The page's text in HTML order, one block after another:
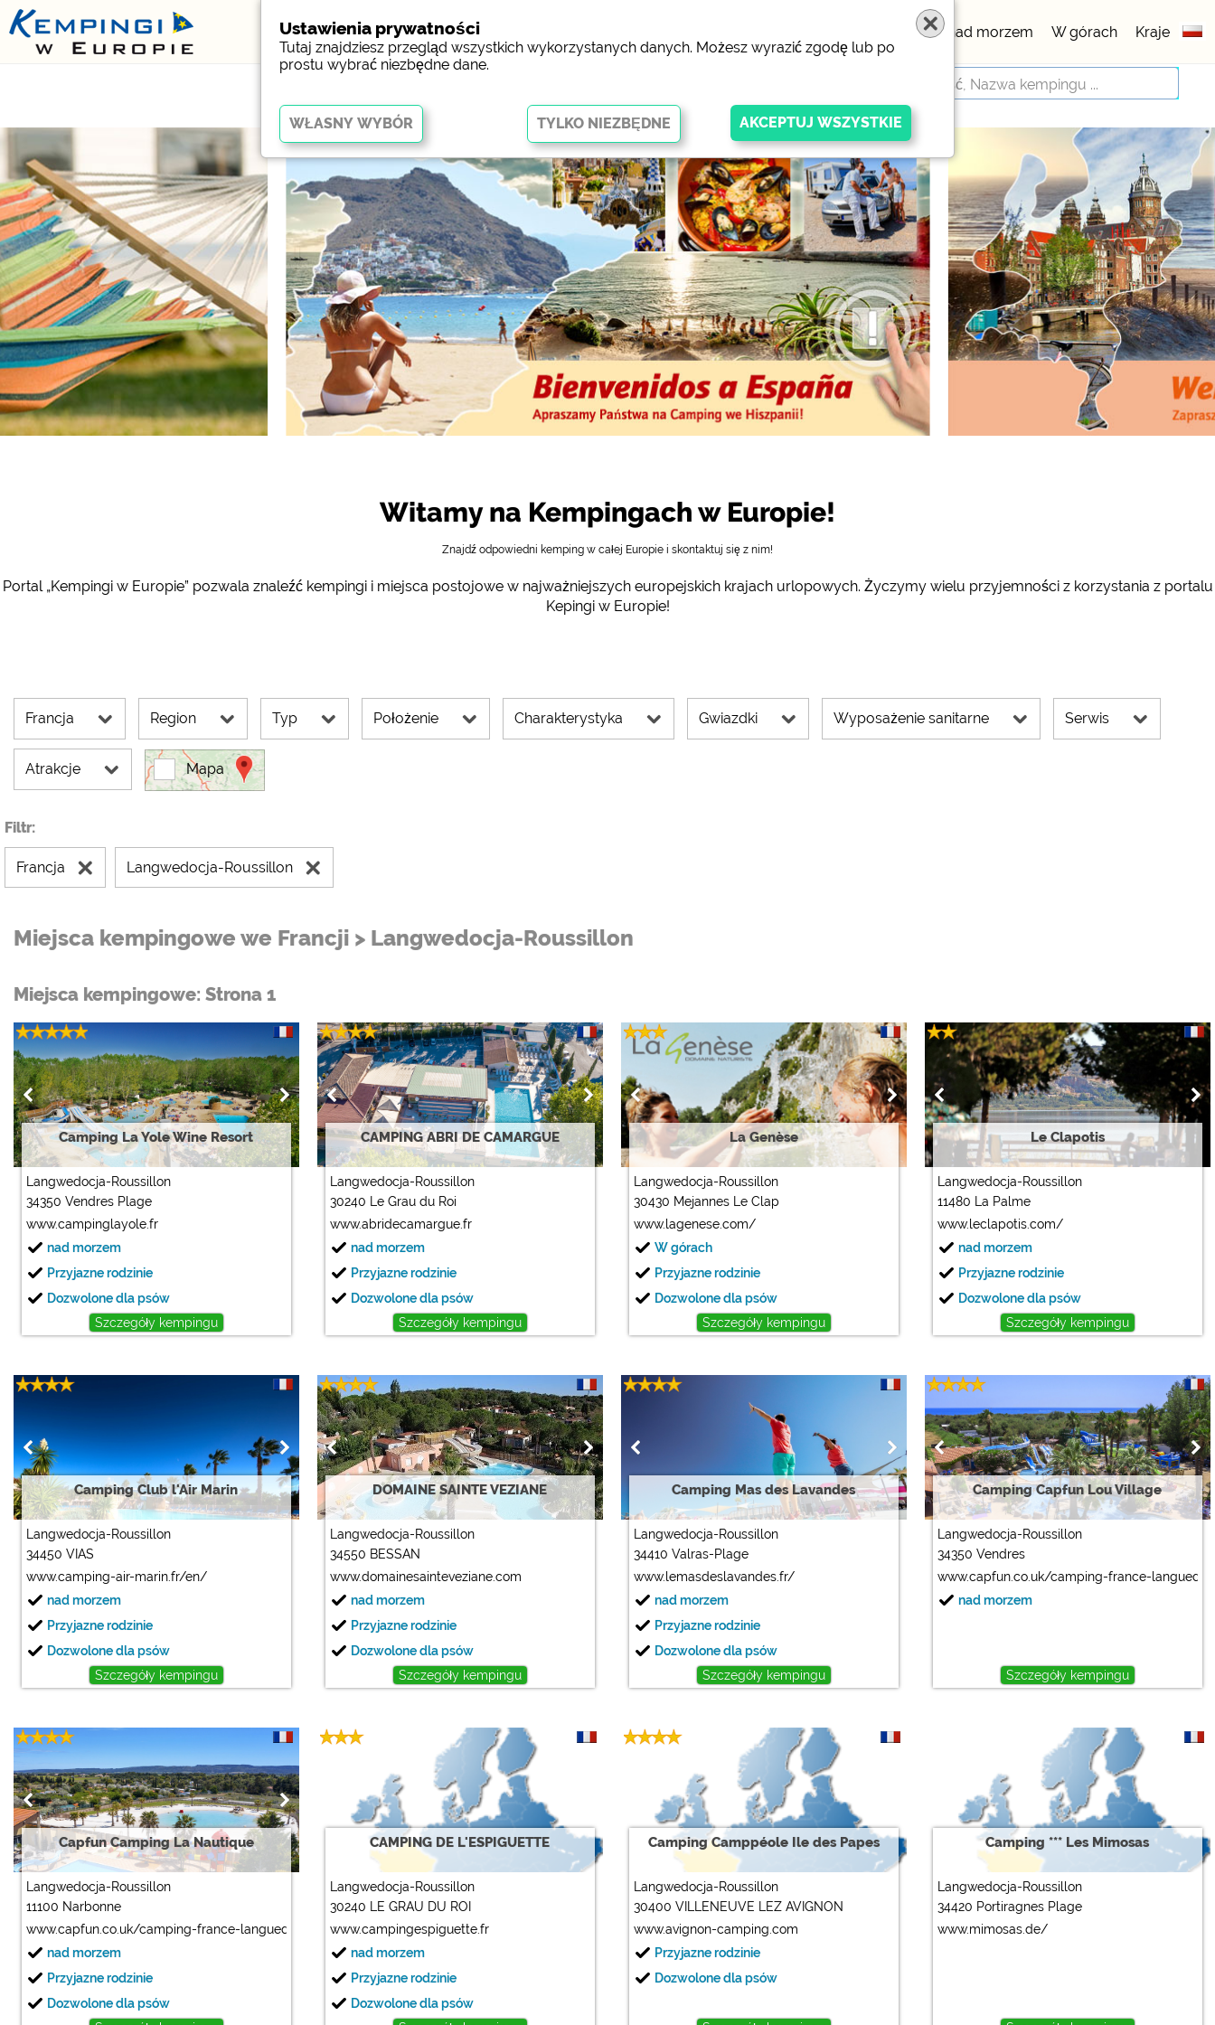
5 gwiazdek nad morzem W górach Kraje
Witamy na Kempingach w Europie!
Znajdź odpowiedni kemping w całej Europie i skontaktuj się z nim!
Portal „Kempingi w Europie” pozwala znaleźć kempingi i miejsca postojowe w najważniejszych europejskich krajach urlopowych. Życzymy wielu przyjemności z korzystania z portalu
Kepingi w Europie!
Francja Region Typ Położenie Charakterystyka Gwiazdki Wyposażenie sanitarne Serwis
Atrakcje Mapa
Filtr:
Francja Langwedocja-Roussillon
Miejsca kempingowe we Francji > Langwedocja-Roussillon
Miejsca kempingowe: Strona 1
Camping La Yole Wine Resort
Langwedocja-Roussillon
34350 Vendres Plage
www.campinglayole.fr
nad morzem
Przyjazne rodzinie
Dozwolone dla psów
Szczegóły kempingu
CAMPING ABRI DE CAMARGUE
Langwedocja-Roussillon
30240 Le Grau du Roi
www.abridecamargue.fr
nad morzem
Przyjazne rodzinie
Dozwolone dla psów
Szczegóły kempingu
La Genèse
Langwedocja-Roussillon
30430 Mejannes Le Clap
www.lagenese.com/
W górach
Przyjazne rodzinie
Dozwolone dla psów
Szczegóły kempingu
Le Clapotis
Langwedocja-Roussillon
11480 La Palme
www.leclapotis.com/
nad morzem
Przyjazne rodzinie
Dozwolone dla psów
Szczegóły kempingu
Camping Club l'Air Marin
Langwedocja-Roussillon
34450 VIAS
www.camping-air-marin.fr/en/
nad morzem
Przyjazne rodzinie
Dozwolone dla psów
Szczegóły kempingu
DOMAINE SAINTE VEZIANE
Langwedocja-Roussillon
34550 BESSAN
www.domainesainteveziane.com
nad morzem
Przyjazne rodzinie
Dozwolone dla psów
Szczegóły kempingu
Camping Mas des Lavandes
Langwedocja-Roussillon
34410 Valras-Plage
www.lemasdeslavandes.fr/
nad morzem
Przyjazne rodzinie
Dozwolone dla psów
Szczegóły kempingu
Camping Capfun Lou Village
Langwedocja-Roussillon
34350 Vendres
www.capfun.co.uk/camping-france-
nad morzem
Szczegóły kempingu
Capfun Camping La Nautique
Langwedocja-Roussillon
11100 Narbonne
www.capfun.co.uk/camping-france-languedoc_roussillon-nautique-EN.html?referer=616643
nad morzem
Przyjazne rodzinie
Dozwolone dla psów
CAMPING DE L'ESPIGUETTE
Langwedocja-Roussillon
30240 LE GRAU DU ROI
www.campingespiguette.fr
nad morzem
Przyjazne rodzinie
Dozwolone dla psów
Camping Camppéole Ile des Papes
Langwedocja-Roussillon
30400 VILLENEUVE LEZ AVIGNON
www.avignon-camping.com
Przyjazne rodzinie
Dozwolone dla psów
Camping *** Les Mimosas
Langwedocja-Roussillon
34420 Portiragnes Plage
www.mimosas.de/
Ustawienia prywatności
Tutaj znajdziesz przegląd wszystkich wykorzystanych danych. Możesz wyrazić zgodę lub po
prostu wybrać niezbędne dane.
Kluczowy
Niezbędne pliki cookie umożliwiają podstawowe funkcje i są niezbędne do prawidłowego
działania strony internetowej. Bez tych plików cookie części witrynynie będą działać.
Social Media
Podgląd kempingu (podgląd stron internetowych kempingów) siehe Datenschutzerklärung des jeweiligen Anbieters
Facebook (Förhandsgranskning av Facebook-sidan av
campingplatser)
https://www.facebook.com/about/privacy/
Media zewnętrzne / Social Media
YouTube (Filmy z kempingów)
https://policies.google.com/privacy
Google Maps (Wyszukiwanie na mapie, wskazówki dojazdu
https://policies.google.com/privacy
https://policies.google.com/privacy
Ustawienia dotyczące plików cookies można w każdej chwili zmienić w stopce za pomocą opcji